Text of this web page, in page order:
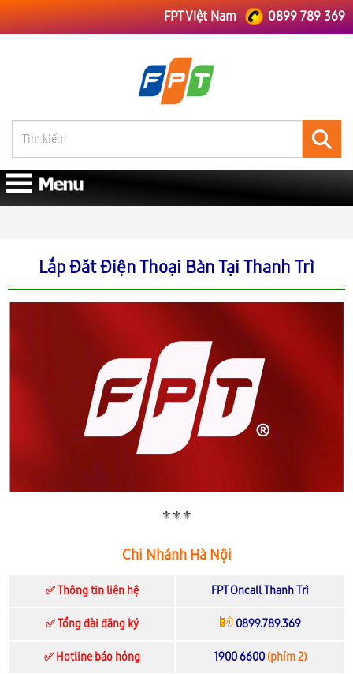
FPT Việt Nam 0899 789 369
Lắp Đăt Điện Thoại Bàn Tại Thanh Trì
⚜️⚜️⚜️
Chi Nhánh Hà Nội
✅ Thông tin liên hệ FPT Oncall Thanh Trì
✅ Tổng đài đăng ký 0899.789.369
✅ Hotline báo hỏng 1900 6600(phím 2)